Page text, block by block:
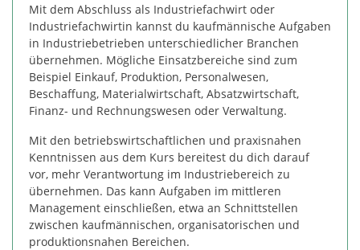
Mit dem Abschluss als Industriefachwirt oder
Industriefachwirtin kannst du kaufmännische Aufgaben
in Industriebetrieben unterschiedlicher Branchen
übernehmen. Mögliche Einsatzbereiche sind zum
Beispiel Einkauf, Produktion, Personalwesen,
Beschaffung, Materialwirtschaft, Absatzwirtschaft,
Finanz- und Rechnungswesen oder Verwaltung.
Mit den betriebswirtschaftlichen und praxisnahen
Kenntnissen aus dem Kurs bereitest du dich darauf
vor, mehr Verantwortung im Industriebereich zu
übernehmen. Das kann Aufgaben im mittleren
Management einschließen, etwa an Schnittstellen
zwischen kaufmännischen, organisatorischen und
produktionsnahen Bereichen.